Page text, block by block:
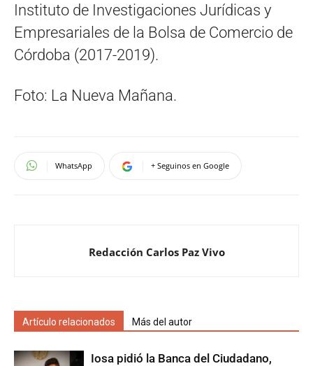
Instituto de Investigaciones Jurídicas y
Empresariales de la Bolsa de Comercio de
Córdoba (2017-2019).
Foto: La Nueva Mañana.
WhatsApp + Seguinos en Google
Redacción Carlos Paz Vivo
Artículo relacionados Más del autor
Iosa pidió la Banca del Ciudadano,